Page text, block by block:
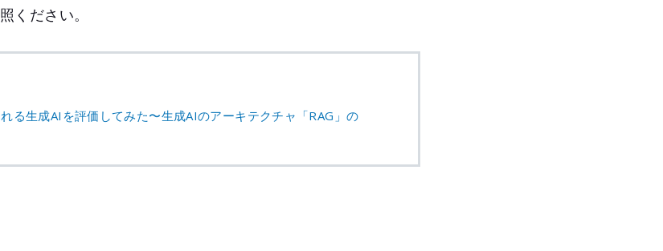
ください。
る生成AIを評価してみた〜生成AIのアーキテクチャ「RAG」の